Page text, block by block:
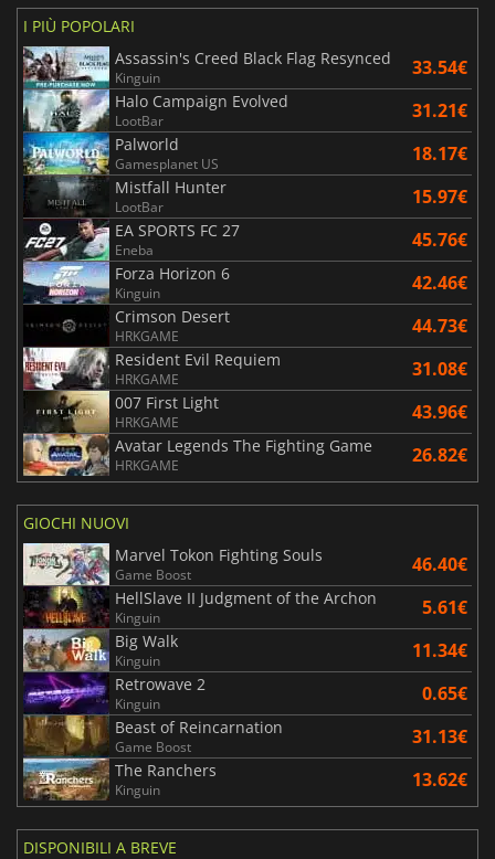
I PIÙ POPOLARI
Assassin's Creed Black Flag Resynced
Kinguin 33.54€
Halo Campaign Evolved
LootBar 31.21€
Palworld
Gamesplanet US 18.17€
Mistfall Hunter
LootBar 15.97€
EA SPORTS FC 27
Eneba 45.76€
Forza Horizon 6
Kinguin 42.46€
Crimson Desert
HRKGAME 44.73€
Resident Evil Requiem
HRKGAME 31.08€
007 First Light
HRKGAME 43.96€
Avatar Legends The Fighting Game
HRKGAME 26.82€
GIOCHI NUOVI
Marvel Tokon Fighting Souls
Game Boost 46.40€
HellSlave II Judgment of the Archon
Kinguin 5.61€
Big Walk
Kinguin 11.34€
Retrowave 2
Kinguin 0.65€
Beast of Reincarnation
Game Boost 31.13€
The Ranchers
Kinguin 13.62€
DISPONIBILI A BREVE